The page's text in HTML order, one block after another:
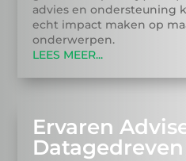
advies en ondersteuning
echt impact maken op
onderwerpen.
LEES MEER...
Ervaren